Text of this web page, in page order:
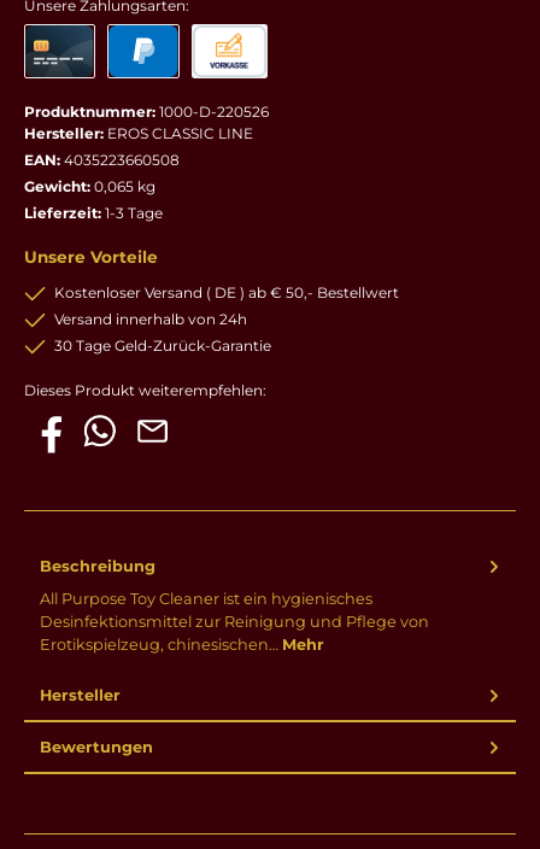
Unsere Zahlungsarten:
Produktnummer: 1000-D-220526
Hersteller: EROS CLASSIC LINE
EAN: 4035223660508
Gewicht: 0,065 kg
Lieferzeit: 1-3 Tage
Unsere Vorteile
Kostenloser Versand ( DE ) ab € 50,- Bestellwert
Versand innerhalb von 24h
30 Tage Geld-Zurück-Garantie
Dieses Produkt weiterempfehlen:
Beschreibung
All Purpose Toy Cleaner ist ein hygienisches
Desinfektionsmittel zur Reinigung und Pflege von
Erotikspielzeug, chinesischen… Mehr
Hersteller
Bewertungen